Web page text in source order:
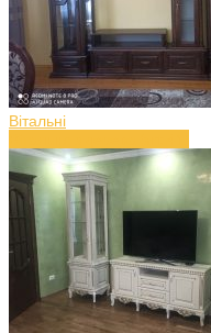
Вітальні